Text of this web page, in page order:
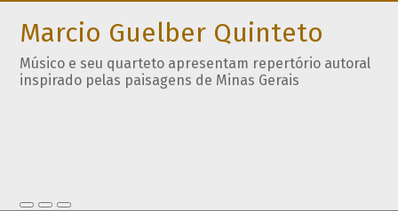
Marcio Guelber Quinteto
Músico e seu quarteto apresentam repertório autoral
inspirado pelas paisagens de Minas Gerais